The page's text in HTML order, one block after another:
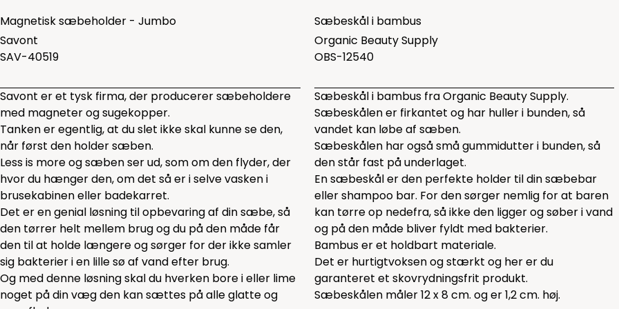
Magnetisk sæbeholder - Jumbo
Savont
SAV-40519
Savont er et tysk firma, der producerer sæbeholdere
med magneter og sugekopper.
Tanken er egentlig, at du slet ikke skal kunne se den,
når først den holder sæben.
Less is more og sæben ser ud, som om den flyder, der
hvor du hænger den, om det så er i selve vasken i
brusekabinen eller badekarret.
Det er en genial løsning til opbevaring af din sæbe, så
den tørrer helt mellem brug og du på den måde får
den til at holde længere og sørger for der ikke samler
sig bakterier i en lille sø af vand efter brug.
Og med denne løsning skal du hverken bore i eller lime
noget på din væg den kan sættes på alle glatte og
Sæbeskål i bambus
Organic Beauty Supply
OBS-12540
Sæbeskål i bambus fra Organic Beauty Supply.
Sæbeskålen er firkantet og har huller i bunden, så
vandet kan løbe af sæben.
Sæbeskålen har også små gummidutter i bunden, så
den står fast på underlaget.
En sæbeskål er den perfekte holder til din sæbebar
eller shampoo bar. For den sørger nemlig for at baren
kan tørre op nedefra, så ikke den ligger og søber i vand
og på den måde bliver fyldt med bakterier.
Bambus er et holdbart materiale.
Det er hurtigtvoksen og stærkt og her er du
garanteret et skovrydningsfrit produkt.
Sæbeskålen måler 12 x 8 cm. og er 1,2 cm. høj.